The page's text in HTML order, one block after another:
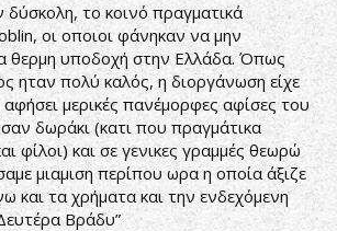
δύσκολη, το κοινό πραγματικά
οι οποιοι φάνηκαν να μην
θερμη υποδοχή στην Ελλάδα. Όπως
ηταν πολύ καλός, η διοργάνωση είχε
μερικές πανέμορφες αφίσες του
δωράκι (κατι που πραγμάτικα
φίλοι) και σε γενικες γραμμές θεωρώ
μιαμιση περίπου ωρα η οποία άξιζε
και τα χρήματα και την ενδεχόμενη
Βράδυ”